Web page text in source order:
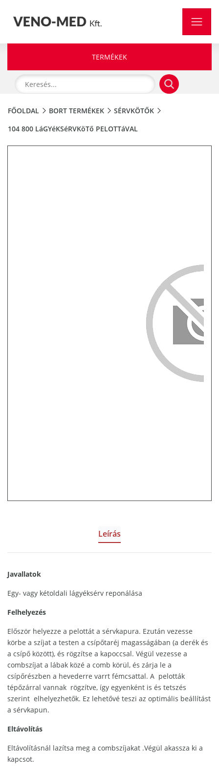
TERMÉKEK
FŐOLDAL BORT TERMÉKEK
SÉRVKÖTŐK
104 800 LáGYéKSéRVKöTő PELOTTáVAL
Leírás
Javallatok
Egy- vagy kétoldali lágyéksérv reponálása
Felhelyezés
Először helyezze a pelottát a sérvkapura. Ezután vezesse
körbe a szíjat a testen a csípőtaréj magasságában (a derék és
a csípő között), és rögzítse a kapoccsal. Végül vezesse a
combszíjat a lábak közé a comb körül, és zárja le a
csípőrészben a hevederre varrt fémcsattal. A pelották
tépőzárral vannak rögzítve, így egyenként is és tetszés
szerint elhelyezhetők. Ez lehetővé teszi az optimális beállítást
a sérvkapun.
Eltávolítás
Eltávolításnál lazítsa meg a combszíjakat .Végül akassza ki a
kapcsot.